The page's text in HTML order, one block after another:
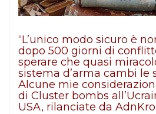
“L’unico modo sicuro è
dopo 500 giorni di
sperare che quasi
sistema d’arma cambi le
Alcune mie
di Cluster bombs
USA, rilanciate da